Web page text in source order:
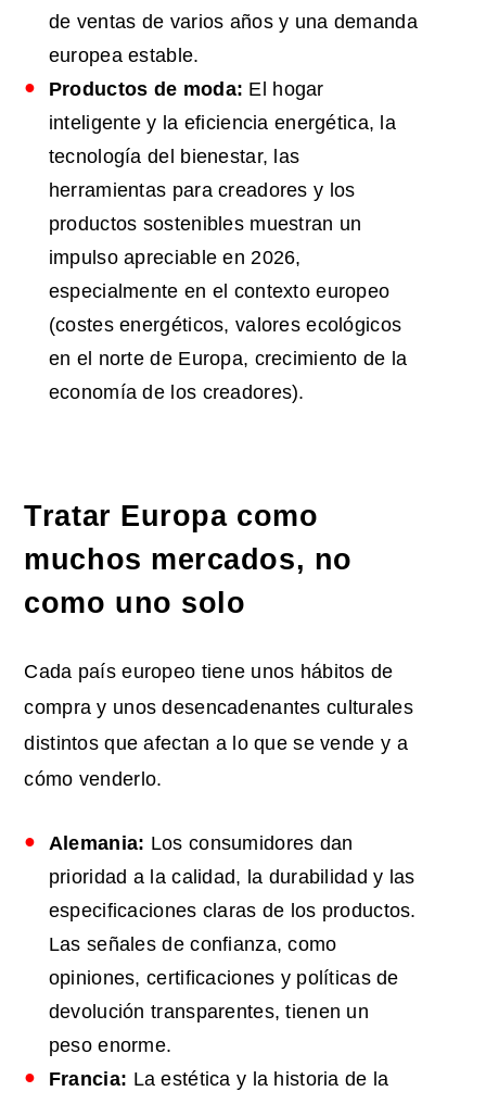
de ventas de varios años y una demanda
europea estable.
Productos de moda: El hogar
inteligente y la eficiencia energética, la
tecnología del bienestar, las
herramientas para creadores y los
productos sostenibles muestran un
impulso apreciable en 2026,
especialmente en el contexto europeo
(costes energéticos, valores ecológicos
en el norte de Europa, crecimiento de la
economía de los creadores).
Tratar Europa como
muchos mercados, no
como uno solo
Cada país europeo tiene unos hábitos de
compra y unos desencadenantes culturales
distintos que afectan a lo que se vende y a
cómo venderlo.
Alemania: Los consumidores dan
prioridad a la calidad, la durabilidad y las
especificaciones claras de los productos.
Las señales de confianza, como
opiniones, certificaciones y políticas de
devolución transparentes, tienen un
peso enorme.
Francia: La estética y la historia de la